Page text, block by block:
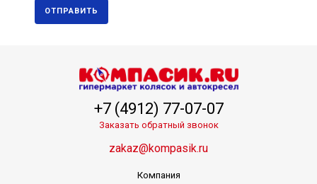
ОТПРАВИТЬ
+7 (4912) 77-07-07
Заказать обратный звонок
zakaz@kompasik.ru
Компания